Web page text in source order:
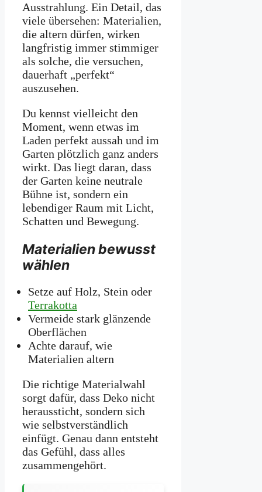
Ausstrahlung. Ein Detail, das
viele übersehen: Materialien,
die altern dürfen, wirken
langfristig immer stimmiger
als solche, die versuchen,
dauerhaft „perfekt“
auszusehen.
Du kennst vielleicht den
Moment, wenn etwas im
Laden perfekt aussah und im
Garten plötzlich ganz anders
wirkt. Das liegt daran, dass
der Garten keine neutrale
Bühne ist, sondern ein
lebendiger Raum mit Licht,
Schatten und Bewegung.
Materialien bewusst
wählen
Setze auf Holz, Stein oder
Terrakotta
Vermeide stark glänzende
Oberflächen
Achte darauf, wie
Materialien altern
Die richtige Materialwahl
sorgt dafür, dass Deko nicht
heraussticht, sondern sich
wie selbstverständlich
einfügt. Genau dann entsteht
das Gefühl, dass alles
zusammengehört.